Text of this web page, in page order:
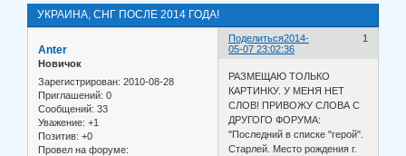
УКРАИНА, СНГ ПОСЛЕ 2014 ГОДА!
Поделиться 1
2014-
05-07 23:02:36
Anter
Новичок
Зарегистрирован: 2010-08-28
Приглашений: 0
Сообщений: 33
Уважение: +1
Позитив: +0
Провел на форуме:
РАЗМЕЩАЮ ТОЛЬКО
КАРТИНКУ. У МЕНЯ НЕТ
СЛОВ! ПРИВОЖУ СЛОВА С
ДРУГОГО ФОРУМА:
"Последний в списке "герой".
Старлей. Место рождения г.